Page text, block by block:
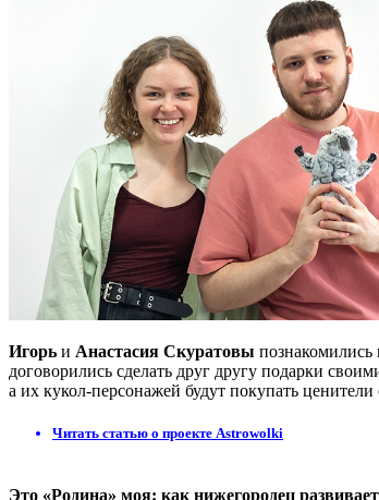
Игорь и Анастасия Скуратовы познакомились
договорились сделать друг другу подарки
а их кукол-персонажей будут покупать ценители
Читать статью о проекте Astrowolki
Это «Родина» моя: как нижегородец